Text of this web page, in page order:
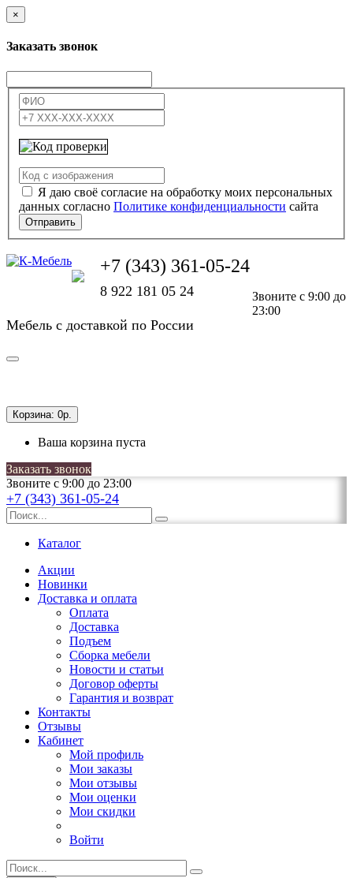
×
Заказать звонок
Я даю своё согласие на обработку моих персональных
данных согласно Политике конфиденциальности сайта
Отправить
Звоните с 9:00 до
23:00
+7 (343) 361-05-24
8 922 181 05 24
Мебель с доставкой по России
Корзина: 0р.
Ваша корзина пуста
Заказать звонок
Звоните с 9:00 до 23:00
+7 (343) 361-05-24
Каталог
Акции
Новинки
Доставка и оплата
Оплата
Доставка
Подъем
Сборка мебели
Новости и статьи
Договор оферты
Гарантия и возврат
Контакты
Отзывы
Кабинет
Мой профиль
Мои заказы
Мои отзывы
Мои оценки
Мои скидки
Войти